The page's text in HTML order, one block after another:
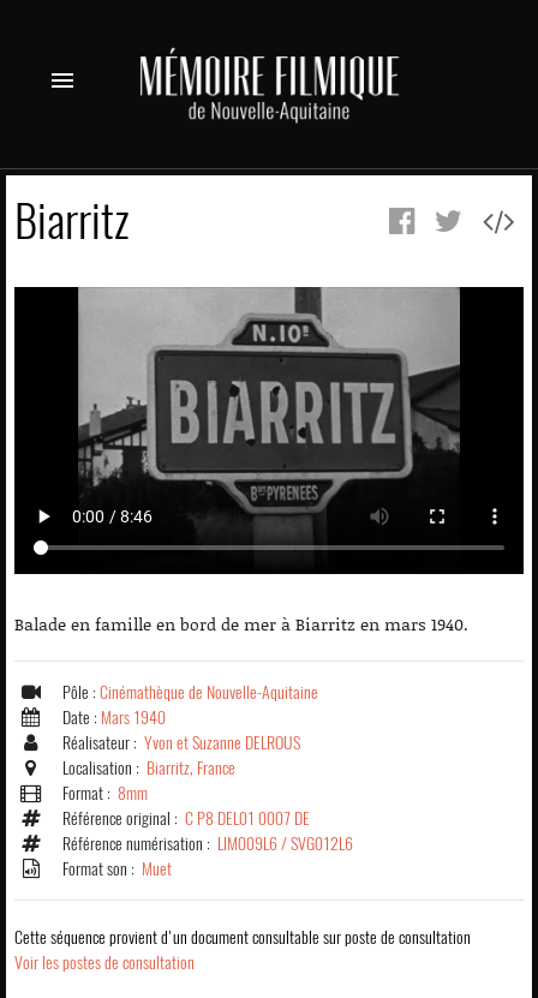
menu
Biarritz
Balade en famille en bord de mer à Biarritz en mars 1940.
Pôle : Cinémathèque de Nouvelle-Aquitaine
Date : Mars 1940
Réalisateur : Yvon et Suzanne DELROUS
Localisation : Biarritz, France
Format : 8mm
Référence original : C P8 DEL01 0007 DE
Référence numérisation : LIM009L6 / SVG012L6
Format son : Muet
Cette séquence provient d'un document consultable sur poste de consultation
Voir les postes de consultation